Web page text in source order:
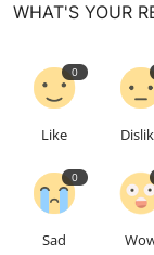
WHAT'S YOUR
0
Like
0
Sad